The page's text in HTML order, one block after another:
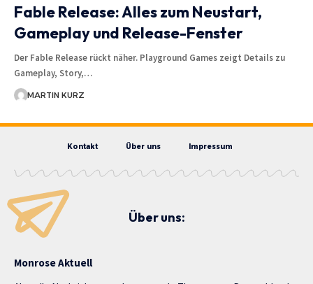
Fable Release: Alles zum Neustart,
Gameplay und Release-Fenster
Der Fable Release rückt näher. Playground Games zeigt Details zu
Gameplay, Story,…
MARTIN KURZ
Kontakt Über uns Impressum
Über uns:
Monrose Aktuell